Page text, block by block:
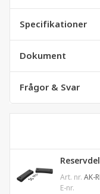
Specifikationer
Dokument
Frågor & Svar
Art. nr. AK-
E-nr.